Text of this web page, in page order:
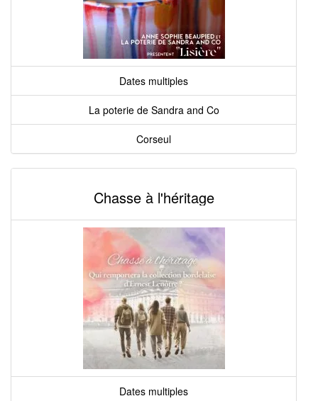
Dates multiples
La poterie de Sandra and Co
Corseul
Chasse à l'héritage
Dates multiples